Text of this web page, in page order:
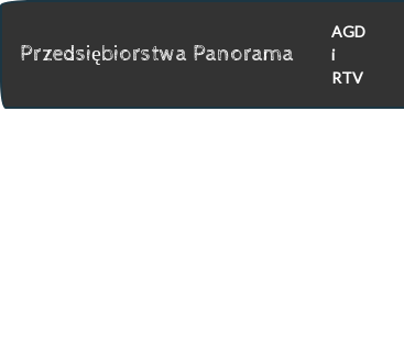
Przedsiębiorstwa Panorama
AGD
i
RTV